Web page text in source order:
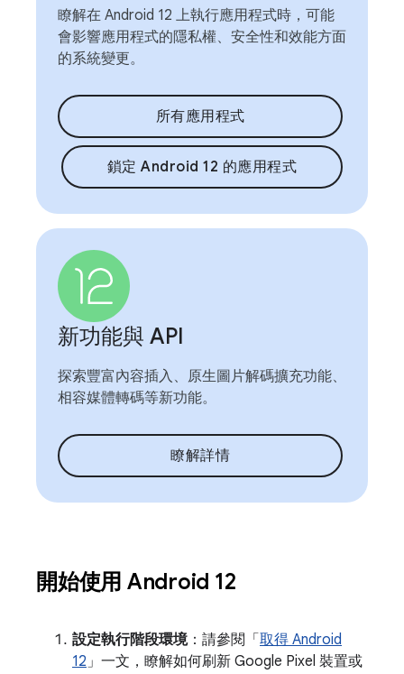
瞭解在 Android 12 上執行應用程式時，可能
會影響應用程式的隱私權、安全性和效能方面
的系統變更。
所有應用程式
鎖定 Android 12 的應用程式
新功能與 API
探索豐富內容插入、原生圖片解碼擴充功能、
相容媒體轉碼等新功能。
瞭解詳情
開始使用 Android 12
設定執行階段環境：請參閱「取得 Android
12 」一文，瞭解如何刷新 Google Pixel 裝置或